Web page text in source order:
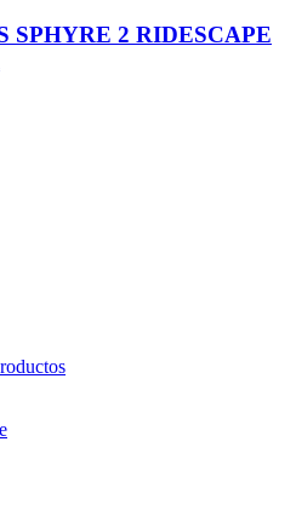
SPHYRE 2 RIDESCAPE